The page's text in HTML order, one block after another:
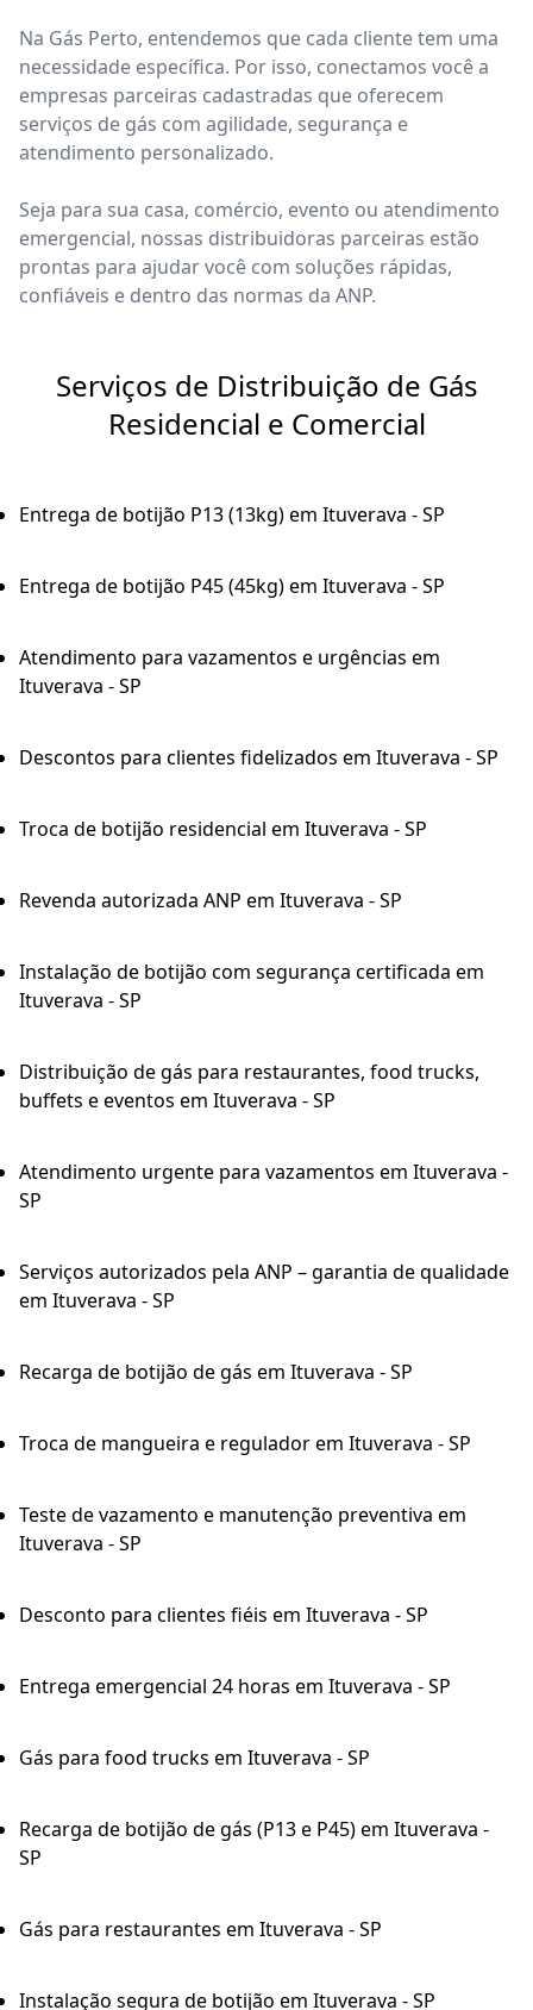
Na Gás Perto, entendemos que cada cliente tem uma
necessidade específica. Por isso, conectamos você a
empresas parceiras cadastradas que oferecem
serviços de gás com agilidade, segurança e
atendimento personalizado.
Seja para sua casa, comércio, evento ou atendimento
emergencial, nossas distribuidoras parceiras estão
prontas para ajudar você com soluções rápidas,
confiáveis e dentro das normas da ANP.
Serviços de Distribuição de Gás
Residencial e Comercial
Entrega de botijão P13 (13kg) em Ituverava - SP
Entrega de botijão P45 (45kg) em Ituverava - SP
Atendimento para vazamentos e urgências em
Ituverava - SP
Descontos para clientes fidelizados em Ituverava - SP
Troca de botijão residencial em Ituverava - SP
Revenda autorizada ANP em Ituverava - SP
Instalação de botijão com segurança certificada em
Ituverava - SP
Distribuição de gás para restaurantes, food trucks,
buffets e eventos em Ituverava - SP
Atendimento urgente para vazamentos em Ituverava -
SP
Serviços autorizados pela ANP – garantia de qualidade
em Ituverava - SP
Recarga de botijão de gás em Ituverava - SP
Troca de mangueira e regulador em Ituverava - SP
Teste de vazamento e manutenção preventiva em
Ituverava - SP
Desconto para clientes fiéis em Ituverava - SP
Entrega emergencial 24 horas em Ituverava - SP
Gás para food trucks em Ituverava - SP
Recarga de botijão de gás (P13 e P45) em Ituverava -
SP
Gás para restaurantes em Ituverava - SP
Instalação segura de botijão em Ituverava - SP